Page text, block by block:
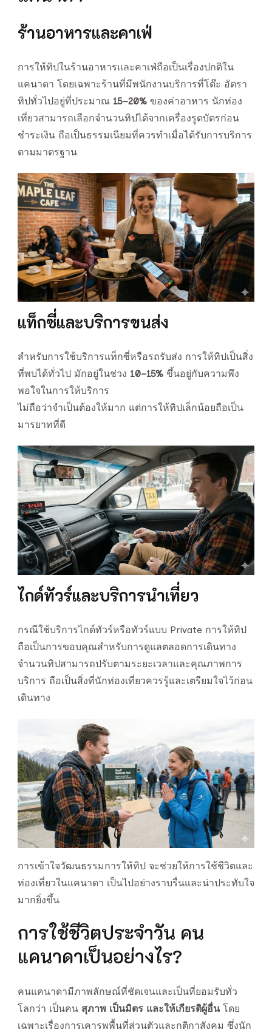
ร้านอาหารและคาเฟ่
การให้ทิปในร้านอาหารและคาเฟ่ถือเป็นเรื่องปกติใน
แคนาดา โดยเฉพาะร้านที่มีพนักงานบริการที่โต๊ะ อัตรา
ทิปทั่วไปอยู่ที่ประมาณ 15–20% ของค่าอาหาร นักท่อง
เที่ยวสามารถเลือกจำนวนทิปได้จากเครื่องรูดบัตรก่อน
ชำระเงิน ถือเป็นธรรมเนียมที่ควรทำเมื่อได้รับการบริการ
ตามมาตรฐาน
แท็กซี่และบริการขนส่ง
สำหรับการใช้บริการแท็กซี่หรือรถรับส่ง การให้ทิปเป็นสิ่ง
ที่พบได้ทั่วไป มักอยู่ในช่วง 10–15% ขึ้นอยู่กับความพึง
พอใจในการให้บริการ
ไม่ถือว่าจำเป็นต้องให้มาก แต่การให้ทิปเล็กน้อยถือเป็น
มารยาทที่ดี
ไกด์ทัวร์และบริการนำเที่ยว
กรณีใช้บริการไกด์ทัวร์หรือทัวร์แบบ Private การให้ทิป
ถือเป็นการขอบคุณสำหรับการดูแลตลอดการเดินทาง
จำนวนทิปสามารถปรับตามระยะเวลาและคุณภาพการ
บริการ ถือเป็นสิ่งที่นักท่องเที่ยวควรรู้และเตรียมใจไว้ก่อน
เดินทาง
การเข้าใจวัฒนธรรมการให้ทิป จะช่วยให้การใช้ชีวิตและ
ท่องเที่ยวในแคนาดา เป็นไปอย่างราบรื่นและน่าประทับใจ
มากยิ่งขึ้น
การใช้ชีวิตประจำวัน คน
แคนาดาเป็นอย่างไร?
คนแคนาดามีภาพลักษณ์ที่ชัดเจนและเป็นที่ยอมรับทั่ว
โลกว่า เป็นคน สุภาพ เป็นมิตร และให้เกียรติผู้อื่นโดย
เฉพาะเรื่องการเคารพพื้นที่ส่วนตัวและกติกาสังคม ซึ่งนัก